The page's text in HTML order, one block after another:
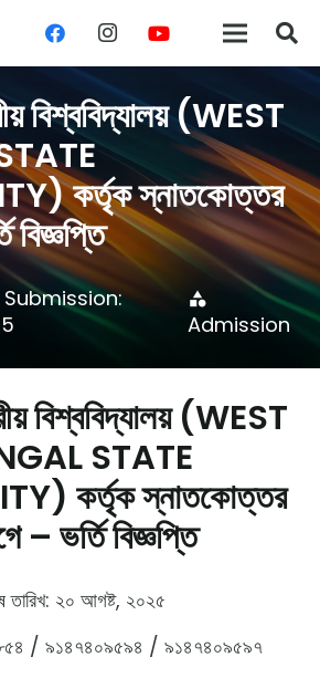
বিশ্ববিদ্যালয় (WEST
কর্তৃক স্নাতকোত্তর
বিজ্ঞপ্তি
category
Admission
বিশ্ববিদ্যালয় (WEST
STATE
কর্তৃক স্নাতকোত্তর
– ভর্তি বিজ্ঞপ্তি
তারিখ: ২০ আগষ্ট, ২০২৫
/ ৯১৪৭৪০৯৫৯৪ / ৯১৪৭৪০৯৫৯৭